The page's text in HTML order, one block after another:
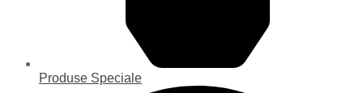
Produse Speciale